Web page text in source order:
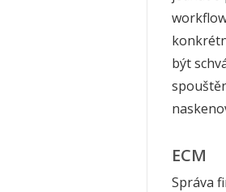
být
ECM
Správa